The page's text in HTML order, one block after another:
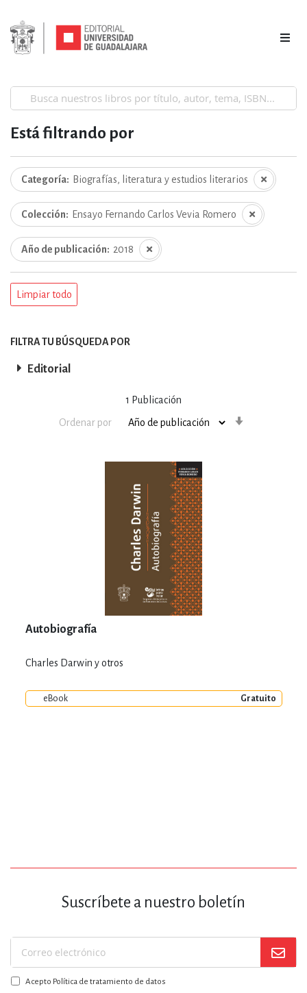
1 Publicación
Ordenar por
Autobiografía
Charles Darwin y otros
eBook Gratuito
Está filtrando por
Categoría Biografías, literatura y estudios literarios
Colección Ensayo Fernando Carlos Vevia Romero
Año de publicación 2018
Limpiar todo
FILTRA TU BÚSQUEDA POR
Editorial
Suscríbete a nuestro boletín
Suscríbase
a
nuestroAcepto Política de tratamiento de datos